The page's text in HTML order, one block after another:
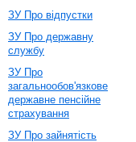
ЗУ Про відпустки
ЗУ Про державну
службу
ЗУ Про
загальнообов'язкове
державне пенсійне
страхування
ЗУ Про зайнятість